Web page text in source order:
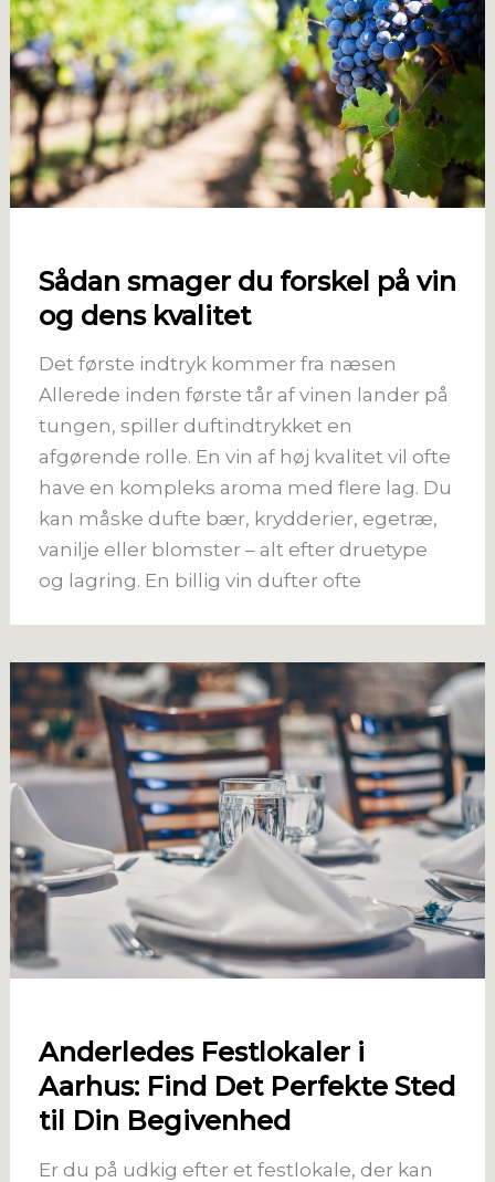
Sådan smager du forskel på vin
og dens kvalitet
Det første indtryk kommer fra næsen
Allerede inden første tår af vinen lander på
tungen, spiller duftindtrykket en
afgørende rolle. En vin af høj kvalitet vil ofte
have en kompleks aroma med flere lag. Du
kan måske dufte bær, krydderier, egetræ,
vanilje eller blomster – alt efter druetype
og lagring. En billig vin dufter ofte
Anderledes Festlokaler i
Aarhus: Find Det Perfekte Sted
til Din Begivenhed
Er du på udkig efter et festlokale, der kan